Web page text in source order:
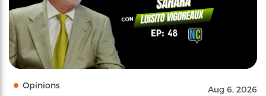
Opinions Aug 6, 2026